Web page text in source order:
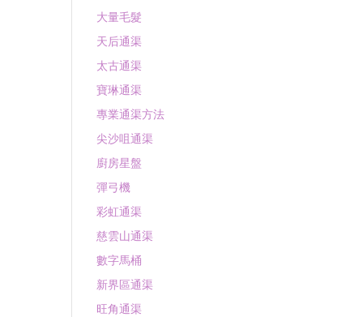
大量毛髮
天后通渠
太古通渠
寶琳通渠
專業通渠方法
尖沙咀通渠
廚房星盤
彈弓機
彩虹通渠
慈雲山通渠
數字馬桶
新界區通渠
旺角通渠